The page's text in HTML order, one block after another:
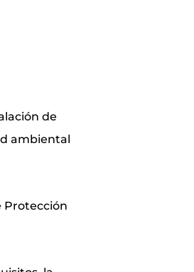
de
ambiental
Protección